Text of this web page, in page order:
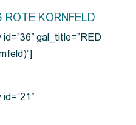
ROTE KORNFELD
gal_title=”RED